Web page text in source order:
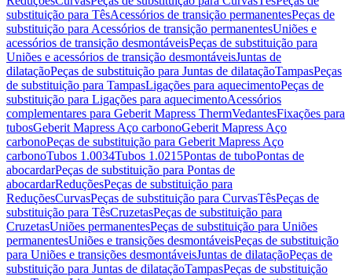
substituição para TêsAcessórios de transição permanentesPeças de
substituição para Acessórios de transição permanentesUniões e
acessórios de transição desmontáveisPeças de substituição para
Uniões e acessórios de transição desmontáveisJuntas de
dilataçãoPeças de substituição para Juntas de dilataçãoTampasPeças
de substituição para TampasLigações para aquecimentoPeças de
substituição para Ligações para aquecimentoAcessórios
complementares para Geberit Mapress ThermVedantesFixações para
tubosGeberit Mapress Aço carbonoGeberit Mapress Aço
carbonoPeças de substituição para Geberit Mapress Aço
carbonoTubos 1.0034Tubos 1.0215Pontas de tuboPontas de
abocardarPeças de substituição para Pontas de
abocardarReduçõesPeças de substituição para
ReduçõesCurvasPeças de substituição para CurvasTêsPeças de
substituição para TêsCruzetasPeças de substituição para
CruzetasUniões permanentesPeças de substituição para Uniões
permanentesUniões e transições desmontáveisPeças de substituição
para Uniões e transições desmontáveisJuntas de dilataçãoPeças de
substituição para Juntas de dilataçãoTampasPeças de substituição